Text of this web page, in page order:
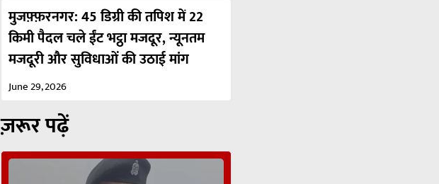
मुजफ़्फ़रनगर: 45 डिग्री की तपिश में 22
किमी पैदल चले ईंट भट्ठा मजदूर, न्यूनतम
मजदूरी और सुविधाओं की उठाई मांग
June 29, 2026
ज़रूर पढ़ें